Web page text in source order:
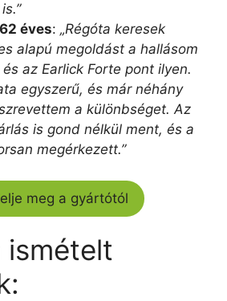
éves: „Régóta keresek
alapú megoldást a hallásom
az Earlick Forte pont ilyen.
egyszerű, és már néhány
a különbséget. Az
is gond nélkül ment, és a
megérkezett.”
meg a gyártótól
ismételt